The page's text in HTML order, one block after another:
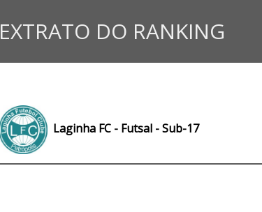
EXTRATO DO RANKING
Laginha FC - Futsal - Sub-17